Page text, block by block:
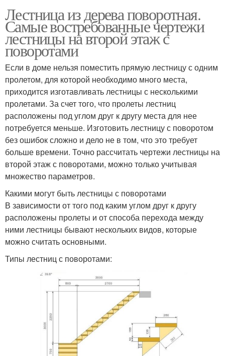
Лестница из дерева поворотная.
Самые востребованные чертежи
лестницы на второй этаж с
поворотами
Если в доме нельзя поместить прямую лестницу с одним
пролетом, для которой необходимо много места,
приходится изготавливать лестницы с несколькими
пролетами. За счет того, что пролеты лестниц
расположены под углом друг к другу места для нее
потребуется меньше. Изготовить лестницу с поворотом
без ошибок сложно и дело не в том, что это требует
больше времени. Точно рассчитать чертежи лестницы на
второй этаж с поворотами, можно только учитывая
множество параметров.
Какими могут быть лестницы с поворотами
В зависимости от того под каким углом друг к другу
расположены пролеты и от способа перехода между
ними лестницы бывают нескольких видов, которые
можно считать основными.
Типы лестниц с поворотами: